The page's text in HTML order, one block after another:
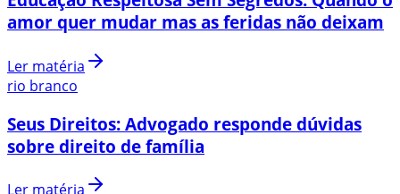
amor quer mudar mas as feridas não deixam
Ler matéria
rio branco
Seus Direitos: Advogado responde dúvidas
sobre direito de família
Ler matéria